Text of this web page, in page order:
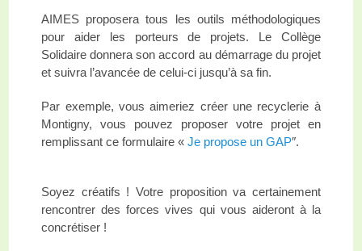
AIMES proposera tous les outils méthodologiques
pour aider les porteurs de projets. Le Collège
Solidaire donnera son accord au démarrage du projet
et suivra l’avancée de celui-ci jusqu’à sa fin.
Par exemple, vous aimeriez créer une recyclerie à
Montigny, vous pouvez proposer votre projet en
remplissant ce formulaire «Je propose un GAP″.
Soyez créatifs ! Votre proposition va certainement
rencontrer des forces vives qui vous aideront à la
concrétiser !